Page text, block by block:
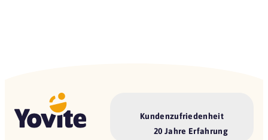
Kundenzufriedenheit
20 Jahre Erfahrung